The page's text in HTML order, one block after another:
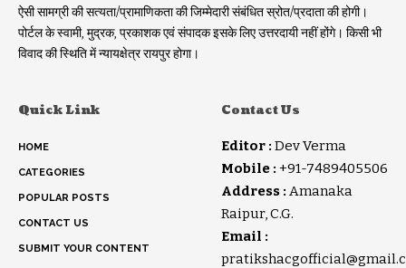
ऐसी सामग्री की सत्यता/प्रामाणिकता की जिम्मेदारी संबंधित स्रोत/प्रदाता की होगी।
पोर्टल के स्वामी, मुद्रक, प्रकाशक एवं संपादक इसके लिए उत्तरदायी नहीं होंगे। किसी भी
विवाद की स्थिति में न्यायक्षेत्र रायपुर होगा।
Quick Link
HOME
CATEGORIES
POPULAR POSTS
CONTACT US
SUBMIT YOUR CONTENT
Contact Us
Editor : Dev Verma
Mobile : +91-7489405506
Address : Amanaka
Raipur, C.G.
Email :